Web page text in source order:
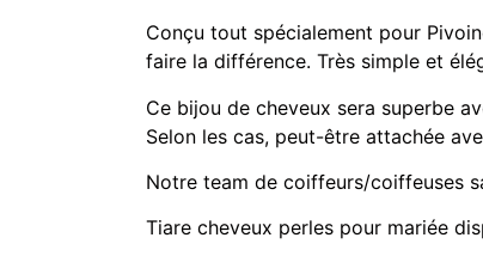
Conçu tout spécialement pour
faire la différence. Très simple et
Ce bijou de cheveux sera superbe
Selon les cas, peut-être attachée
Notre team de coiffeurs/coiffeuses
Tiare cheveux perles pour mariée